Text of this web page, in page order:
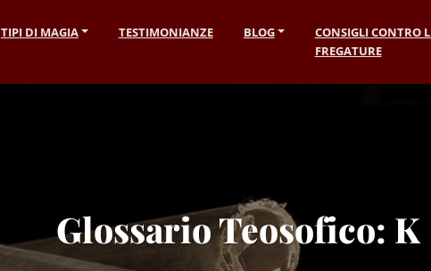
TIPI DI MAGIA TESTIMONIANZE BLOG
CONSIGLI CONTRO
FREGATURE
Glossario Teosofico: K